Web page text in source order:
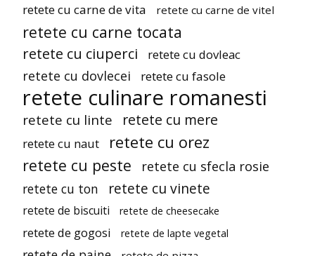
retete cu carne de vita retete cu carne de vitel
retete cu carne tocata
retete cu ciuperci retete cu dovleac
retete cu dovlecei retete cu fasole
retete culinare romanesti
retete cu linte retete cu mere
retete cu naut
retete cu orez
retete cu peste
retete cu sfecla rosie
retete cu ton
retete cu vinete
retete de biscuiti retete de cheesecake
retete de gogosi retete de lapte vegetal